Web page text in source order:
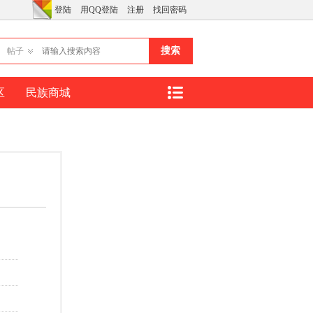
登陆 用QQ登陆 注册 找回密码
帖子 搜索
民族商城